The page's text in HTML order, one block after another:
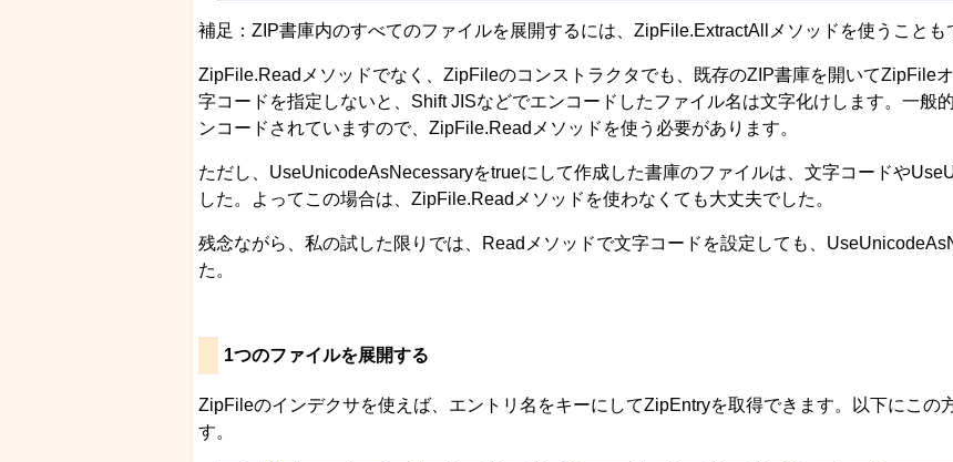
補足：ZIP書庫内のすべてのファイルを展開するには、ZipFile.ExtractAllメソッドを使うことも
ZipFile.Readメソッドでなく、ZipFileのコンストラクタでも、既存のZIP書庫を開いてZipFile
字コードを指定しないと、Shift JISなどでエンコードしたファイル名は文字化けします。一般
ンコードされていますので、ZipFile.Readメソッドを使う必要があります。
ただし、UseUnicodeAsNecessaryをtrueにして作成した書庫のファイルは、文字コードや
した。よってこの場合は、ZipFile.Readメソッドを使わなくても大丈夫でした。
残念ながら、私の試した限りでは、Readメソッドで文字コードを設定しても、
た。
1つのファイルを展開する
ZipFileのインデクサを使えば、エントリ名をキーにしてZipEntryを取得できます。以下にこの
す。